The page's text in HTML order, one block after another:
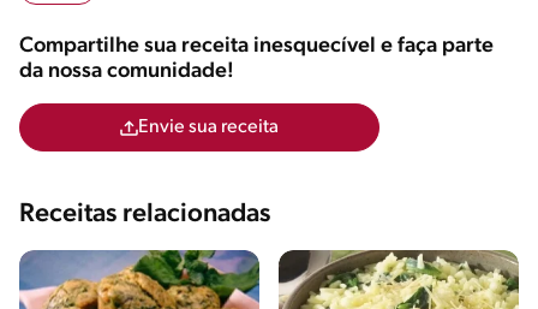
Compartilhe sua receita inesquecível e faça parte
da nossa comunidade!
Envie sua receita
Receitas relacionadas